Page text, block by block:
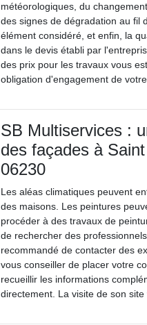
météorologiques, du
des signes de dégradation au fil
élément considéré, et enfin, la
dans le devis établi par
des prix pour les travaux vous
obligation d'engagement de votre
SB Multiservices :
des façades à
06230
Les aléas climatiques peuvent
des maisons. Les peintures
procéder à des travaux de
de rechercher des
recommandé de contacter des
vous conseiller de placer votre
recueillir les informations
directement. La visite de son site